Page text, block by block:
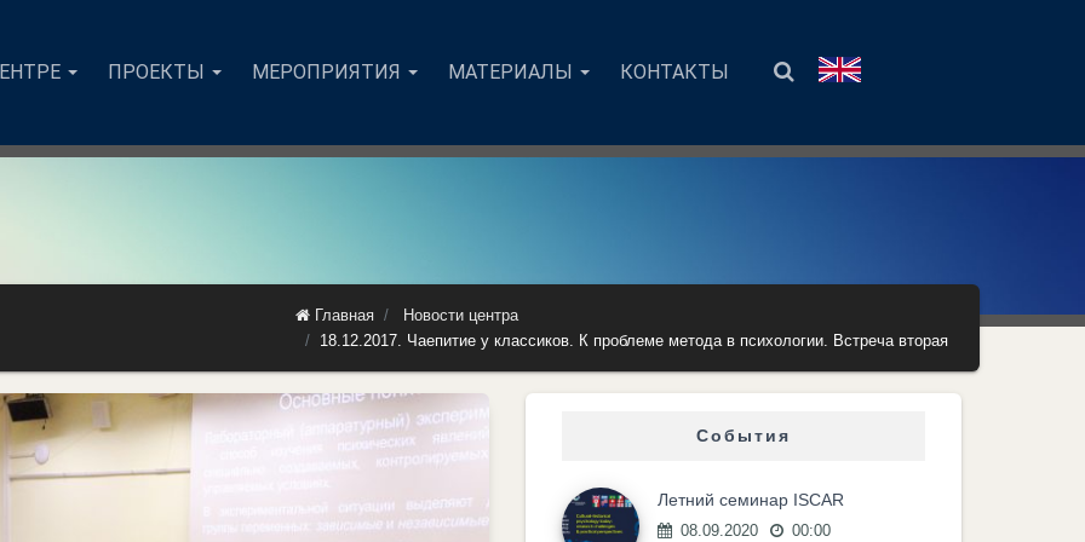
ПРОЕКТЫ МЕРОПРИЯТИЯ МАТЕРИАЛЫ КОНТАКТЫ
Главная
Новости центра
18.12.2017. Чаепитие у классиков. К проблеме метода в психологии. Встреча вторая
События
Летний семинар ISCAR
08.09.2020 00:00